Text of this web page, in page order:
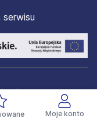
Moje konto
serwisu